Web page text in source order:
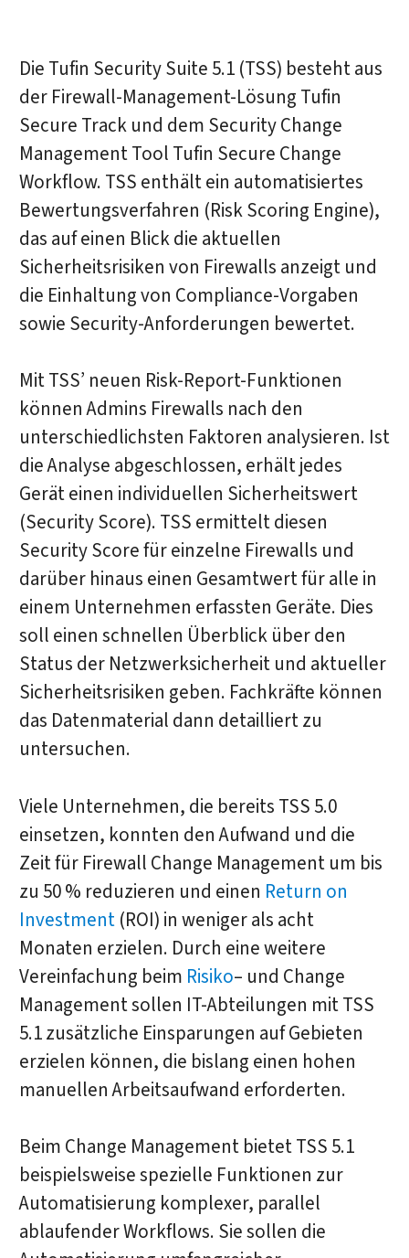
Die Tufin Security Suite 5.1 (TSS) besteht aus
der Firewall-Management-Lösung Tufin
Secure Track und dem Security Change
Management Tool Tufin Secure Change
Workflow. TSS enthält ein automatisiertes
Bewertungsverfahren (Risk Scoring Engine),
das auf einen Blick die aktuellen
Sicherheitsrisiken von Firewalls anzeigt und
die Einhaltung von Compliance-Vorgaben
sowie Security-Anforderungen bewertet.
Mit TSS’ neuen Risk-Report-Funktionen
können Admins Firewalls nach den
unterschiedlichsten Faktoren analysieren. Ist
die Analyse abgeschlossen, erhält jedes
Gerät einen individuellen Sicherheitswert
(Security Score). TSS ermittelt diesen
Security Score für einzelne Firewalls und
darüber hinaus einen Gesamtwert für alle in
einem Unternehmen erfassten Geräte. Dies
soll einen schnellen Überblick über den
Status der Netzwerksicherheit und aktueller
Sicherheitsrisiken geben. Fachkräfte können
das Datenmaterial dann detailliert zu
untersuchen.
Viele Unternehmen, die bereits TSS 5.0
einsetzen, konnten den Aufwand und die
Zeit für Firewall Change Management um bis
zu 50 % reduzieren und einen Return on
Investment(ROI) in weniger als acht
Monaten erzielen. Durch eine weitere
Vereinfachung beim Risiko– und Change
Management sollen IT-Abteilungen mit TSS
5.1 zusätzliche Einsparungen auf Gebieten
erzielen können, die bislang einen hohen
manuellen Arbeitsaufwand erforderten.
Beim Change Management bietet TSS 5.1
beispielsweise spezielle Funktionen zur
Automatisierung komplexer, parallel
ablaufender Workflows. Sie sollen die